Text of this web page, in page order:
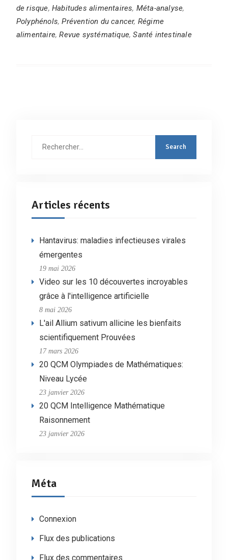
de risque, Habitudes alimentaires, Méta-analyse,
Polyphénols,Prévention du cancer, Régime
alimentaire,Revue systématique,Santé intestinale
Articles récents
Hantavirus: maladies infectieuses virales
émergentes
19 mai 2026
Video sur les 10 découvertes incroyables
grâce à l'intelligence artificielle
8 mai 2026
L'ail Allium sativum allicine les bienfaits
scientifiquement Prouvées
17 mars 2026
20 QCM Olympiades de Mathématiques:
Niveau Lycée
23 janvier 2026
20 QCM Intelligence Mathématique
Raisonnement
23 janvier 2026
Méta
Connexion
Flux des publications
Flux des commentaires